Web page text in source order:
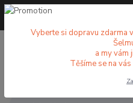
+420 773 998 582
Vyberte si dopravu zdarma
a my vám
Těšíme se na